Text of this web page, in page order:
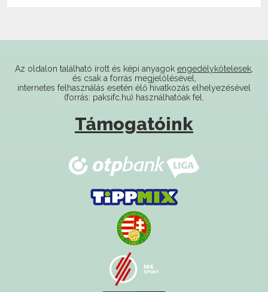
internetes felhasználás esetén élő hivatkozás elhelyezésével
(forrás: paksifc.hu) használhatóak fel.
Támogatóink